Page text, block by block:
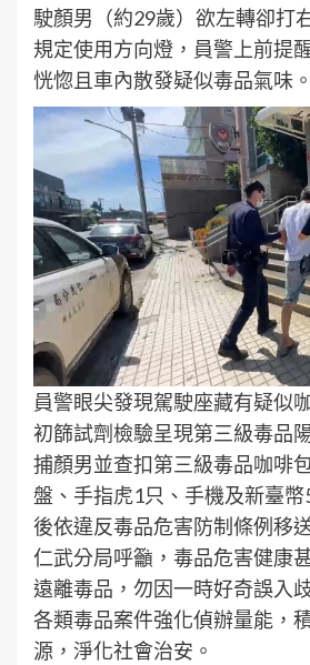
駛顏男（約29歲）欲左轉卻打
規定使用方向燈，員警上前提
恍惚且車內散發疑似毒品氣味。
員警眼尖發現駕駛座藏有疑似
初篩試劑檢驗呈現第三級毒品
捕顏男並查扣第三級毒品咖啡
盤、手指虎1只、手機及新臺
後依違反毒品危害防制條例移
仁武分局呼籲，毒品危害健康
遠離毒品，勿因一時好奇誤入
各類毒品案件強化偵辦量能，
源，淨化社會治安。